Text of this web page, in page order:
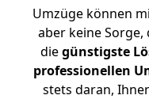
Umzüge können
aber keine
diegünstigste
professionellen
stets daran,